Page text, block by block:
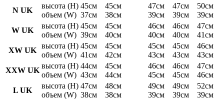
N UK
высота (H)
объем (W)
45см
37см
45см
38см
47см
39см
47см
39см
50см
39см
W UK
высота (H)
объем (W)
45см
39см
45см
40см
46см
40см
46см
40см
47см
41см
XW UK
высота (H)
объем (W)
45см
41см
45см
42см
45см
43см
45см
43см
46см
43см
XXW UK
высота (H)
объем (W)
44см
43см
45см
44см
46см
45см
46см
45см
47см
46см
L UK
высота (H)
объем (W)
47см
38см
48см
38см
49см
39см
49см
39см
52см
39см